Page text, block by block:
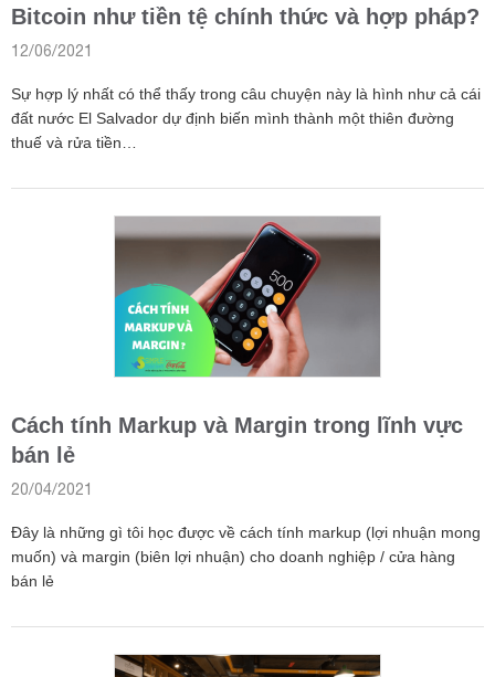
Bitcoin như tiền tệ chính thức và hợp pháp?
12/06/2021
Sự hợp lý nhất có thể thấy trong câu chuyện này là hình như cả cái
đất nước El Salvador dự định biến mình thành một thiên đường
thuế và rửa tiền…
Cách tính Markup và Margin trong lĩnh vực
bán lẻ
20/04/2021
Đây là những gì tôi học được về cách tính markup (lợi nhuận mong
muốn) và margin (biên lợi nhuận) cho doanh nghiệp / cửa hàng
bán lẻ